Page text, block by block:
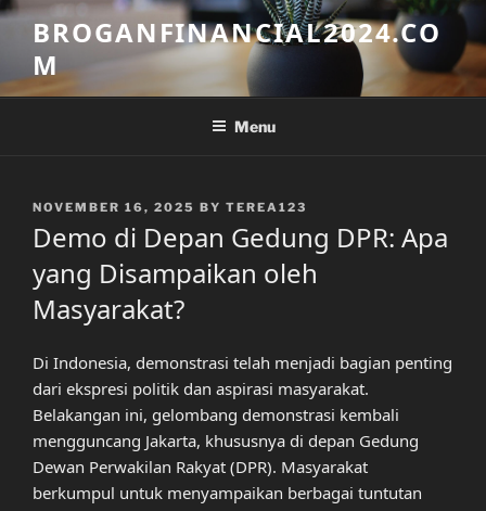
Skip
content
BROGANFINANCIAL2024.CO
M
Menu
POSTED
NOVEMBER 16, 2025 BY TEREA123
Demo di Depan Gedung DPR: Apa
yang Disampaikan oleh
Masyarakat?
Di Indonesia, demonstrasi telah menjadi bagian penting
dari ekspresi politik dan aspirasi masyarakat.
Belakangan ini, gelombang demonstrasi kembali
mengguncang Jakarta, khususnya di depan Gedung
Dewan Perwakilan Rakyat (DPR). Masyarakat
berkumpul untuk menyampaikan berbagai tuntutan